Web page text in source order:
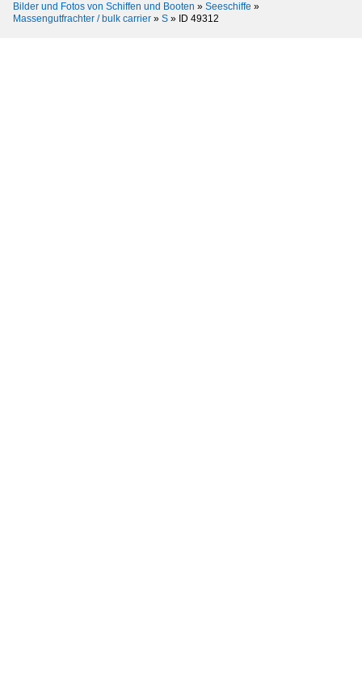
Bilder und Fotos von Schiffen und Booten » Seeschiffe »
Massengutfrachter / bulk carrier » S » ID 49312